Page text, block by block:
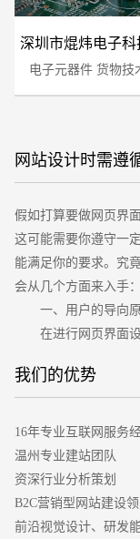
深圳市焜炜电子科
司
电子元器件 货物技
网站设计时需遵
假如打算要做网页界
这可能需要你遵守一
能满足你的要求。究
会从几个方面来入手：
一、用户的导向原
在进行网页界面设
期望、偏好等。设计
些用户的听觉存在障
二、简洁，便于操
在进行网页界面设
息的一种网络服务。
杂、花哨的图片。页
我们的优势
16年专业互联网服务
温州专业建站团队
资深行业分析策划
B2C营销型网站建设
前沿视觉设计、研发
您